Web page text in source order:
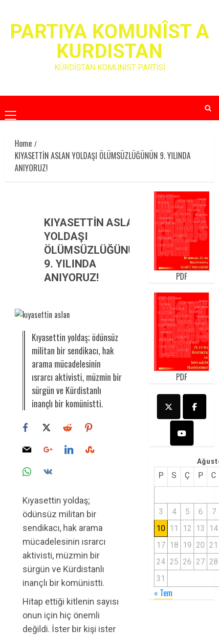
contentPARTIYA KOMUNÎST A
KURDISTAN
KÜRDİSTAN KOMÜNİST PARTİSİ
Primary
Menu
Home
KIYASETTİN ASLAN YOLDAŞI ÖLÜMSÜZLÜĞÜNÜN 9. YILINDA
ANIYORUZ!
KIYASETTİN ASLAN
YOLDAŞI
ÖLÜMSÜZLÜĞÜNÜN
9. YILINDA
ANIYORUZ!
Kıyasettin yoldaş; ödünsüz
militan bir sendikacı, hak
arama mücadelesinin
ısrarcı aktivisti, müzmin bir
sürgün ve Kürdistanlı
inançlı bir komünistti.
Kıyasettin yoldaş;
ödünsüz militan bir
sendikacı, hak arama
mücadelesinin ısrarcı
aktivisti, müzmin bir
sürgün ve Kürdistanlı
inançlı bir komünistti.
Hitap ettiği kitlenin sayısı
onun için hiç önemli
değildi. İster bir kişi ister
PDF
PDF
P S Ç P C
3 4 5 6
7
10 11 12 13
14
17 18 19 20 21
24 25 26 27 28
31
« Tem